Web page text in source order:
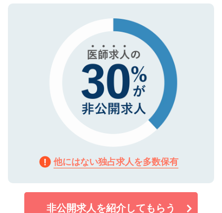
で、機密保持に関してもご安心ください。
ので、まずはご登録ください。
他にはない独占求人を多数保有
非公開求人を紹介してもらう